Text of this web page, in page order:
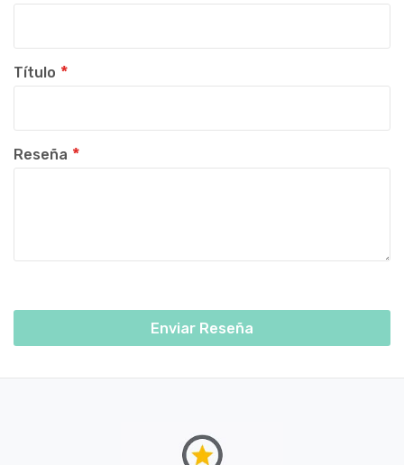
Título
Reseña
Enviar Reseña